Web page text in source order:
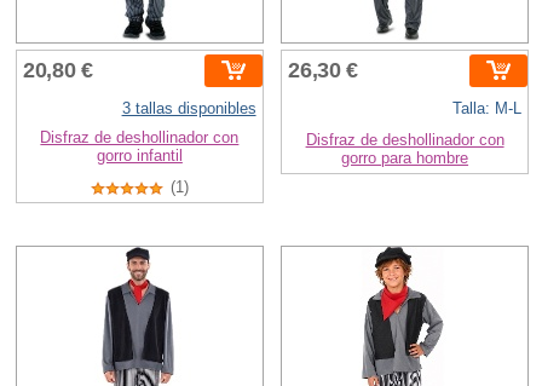
20,80 €
3 tallas disponibles
Disfraz de deshollinador con
gorro infantil
(1)
26,30 €
Talla: M-L
Disfraz de deshollinador con
gorro para hombre